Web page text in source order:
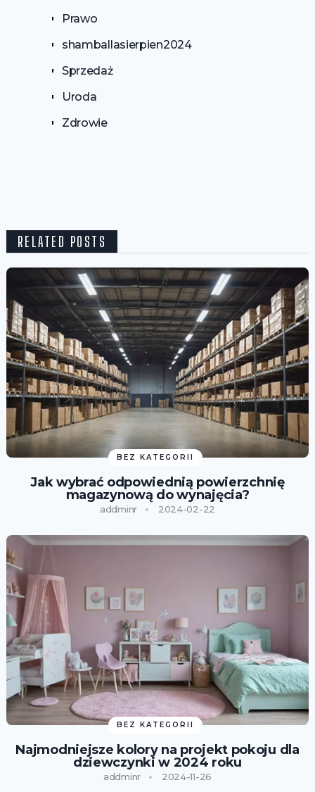
Prawo
shamballasierpien2024
Sprzedaż
Uroda
Zdrowie
RELATED POSTS
BEZ KATEGORII
Jak wybrać odpowiednią powierzchnię
magazynową do wynajęcia?
addminr 2024-02-22
BEZ KATEGORII
Najmodniejsze kolory na projekt pokoju dla
dziewczynki w 2024 roku
addminr 2024-11-26